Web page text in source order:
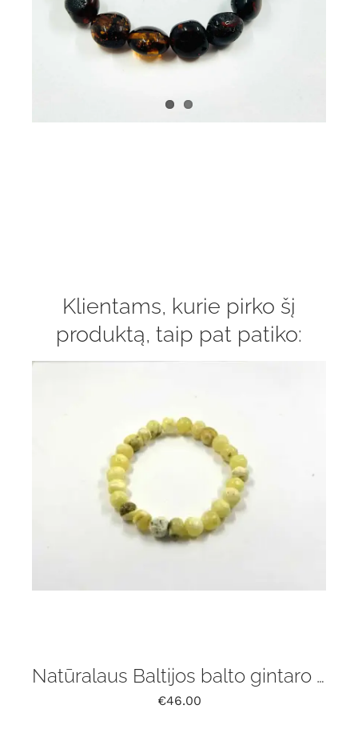
Klientams, kurie pirko šį
produktą, taip pat patiko:
Natūralaus Baltijos balto gintaro apyrankė
€46.00